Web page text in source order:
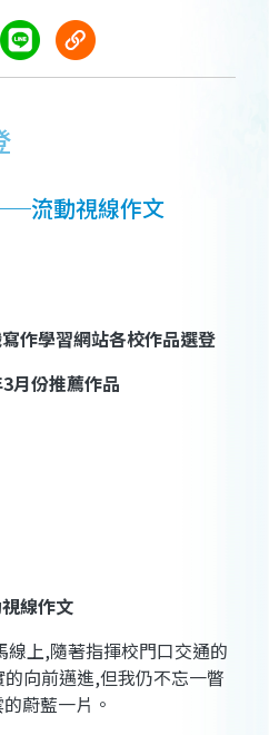
流動視線作文
作學習網站各校作品選登
3月份推薦作品
線作文
線上,隨著指揮校門口交通的
向前邁進,但我仍不忘一瞥
蔚藍一片。